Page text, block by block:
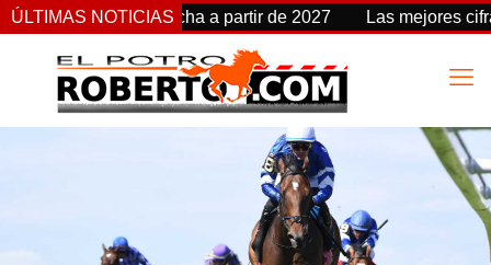
ÚLTIMAS NOTICIAS
cambia de fecha a partir de 2027 Las mejores